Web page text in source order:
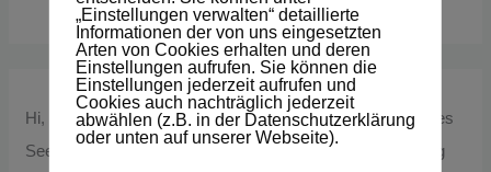
Hi, ich bin Inga – und hier schreibe ich über alle Aspekte des
Seelenfastens, über die Liebe und das Leben auf dem Weg
„Einstellungen verwalten“ detaillierte
Informationen der von uns eingesetzten
Arten von Cookies erhalten und deren
Einstellungen aufrufen. Sie können die
Einstellungen jederzeit aufrufen und
Cookies auch nachträglich jederzeit
abwählen (z.B. in der Datenschutzerklärung
oder unten auf unserer Webseite).